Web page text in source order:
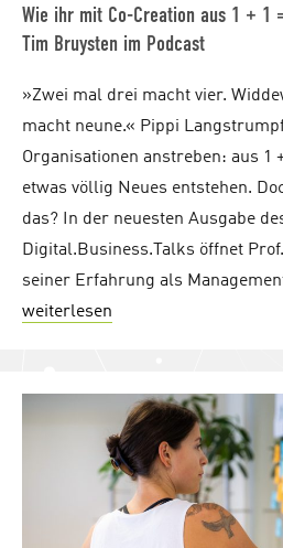
Wie ihr mit Co-Creation aus 1 + 1
Tim Bruysten im Podcast
»Zwei mal drei macht vier.
macht neune.« Pippi
Organisationen anstreben: aus 1
etwas völlig Neues entstehen.
das? In der neuesten Ausgabe
Digital.Business.Talks öffnet
seiner Erfahrung als
weiterlesen